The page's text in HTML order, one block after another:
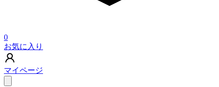
0
お気に入り
マイページ